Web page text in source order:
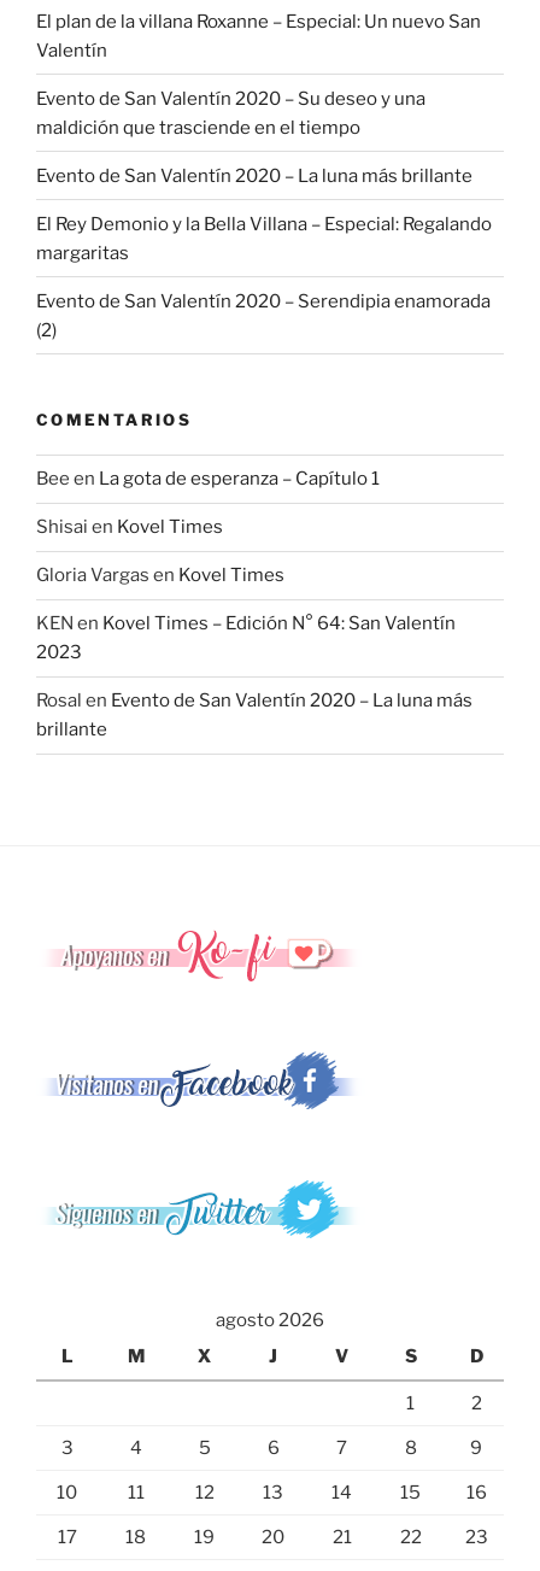
El plan de la villana Roxanne – Especial: Un nuevo San
Valentín
Evento de San Valentín 2020 – Su deseo y una
maldición que trasciende en el tiempo
Evento de San Valentín 2020 – La luna más brillante
El Rey Demonio y la Bella Villana – Especial: Regalando
margaritas
Evento de San Valentín 2020 – Serendipia enamorada
(2)
COMENTARIOS
Bee en La gota de esperanza – Capítulo 1
Shisai en Kovel Times
Gloria Vargas en Kovel Times
KEN en Kovel Times – Edición N° 64: San Valentín
2023
Rosal en Evento de San Valentín 2020 – La luna más
brillante
agosto 2026
L
M X J V S D
1 2
3 4 5 6 7 8 9
10 11 12 13 14 15 16
17 18 19 20 21 22 23